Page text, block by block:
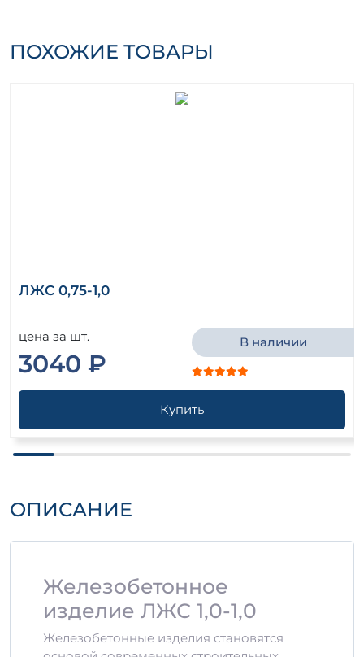
ПОХОЖИЕ ТОВАРЫ
ЛЖС 0,75-1,0
цена за шт.
3040 ₽
В наличии
Купить
ОПИСАНИЕ
Железобетонное
изделие ЛЖС 1,0-1,0
Железобетонные изделия становятся